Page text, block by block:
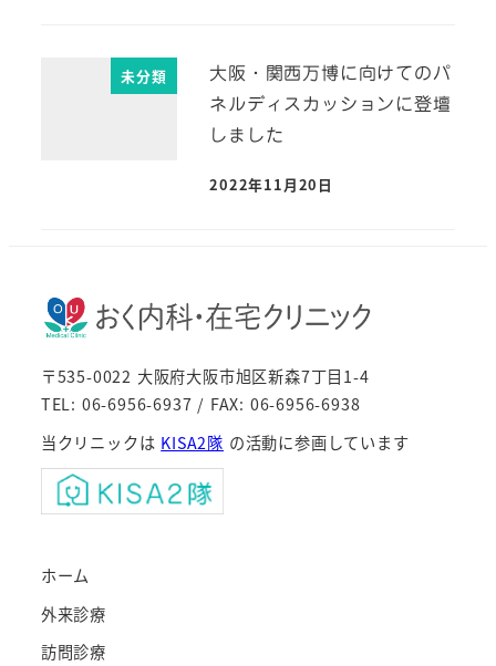
未分類
大阪・関西万博に向けてのパ
ネルディスカッションに登壇
しました
2022年11月20日
〒535-0022 大阪府大阪市旭区新森7丁目1-4
TEL: 06-6956-6937 / FAX: 06-6956-6938
当クリニックは KISA2隊 の活動に参画しています
ホーム
外来診療
訪問診療